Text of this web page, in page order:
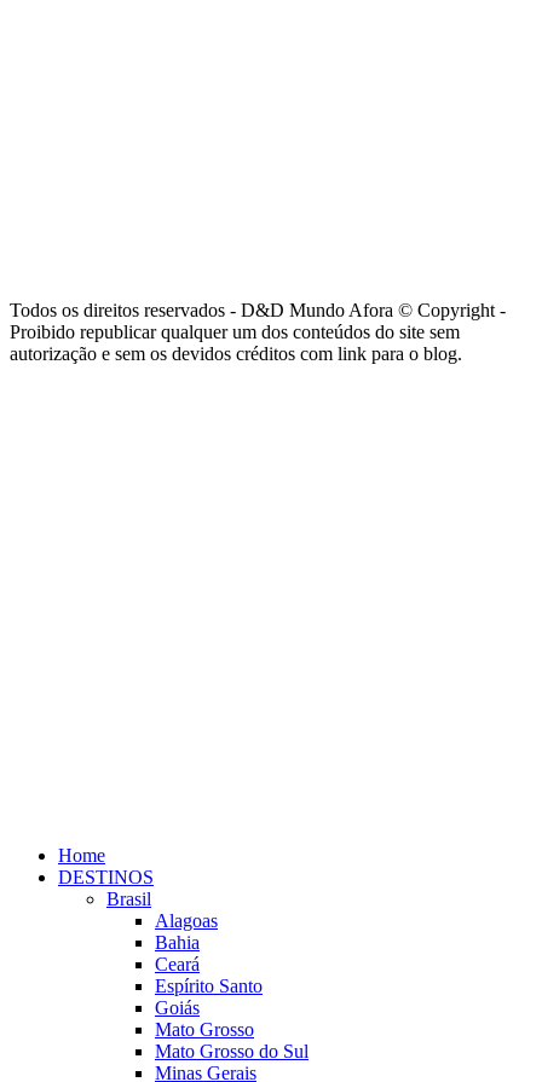
Todos os direitos reservados - D&D Mundo Afora © Copyright -
Proibido republicar qualquer um dos conteúdos do site sem
autorização e sem os devidos créditos com link para o blog.
Home
DESTINOS
Brasil
Alagoas
Bahia
Ceará
Espírito Santo
Goiás
Mato Grosso
Mato Grosso do Sul
Minas Gerais